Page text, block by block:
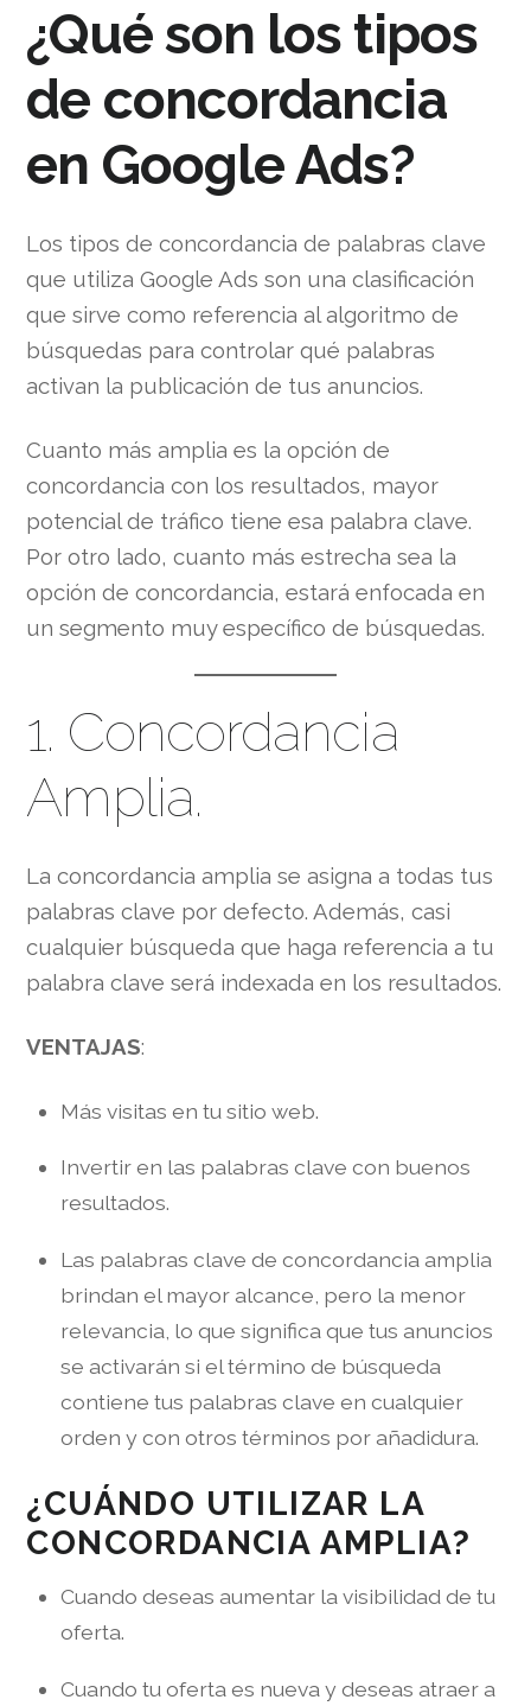
¿Qué son los tipos
de concordancia
en Google Ads?
Los tipos de concordancia de palabras clave
que utiliza Google Ads son una clasificación
que sirve como referencia al algoritmo de
búsquedas para controlar qué palabras
activan la publicación de tus anuncios.
Cuanto más amplia es la opción de
concordancia con los resultados, mayor
potencial de tráfico tiene esa palabra clave.
Por otro lado, cuanto más estrecha sea la
opción de concordancia, estará enfocada en
un segmento muy específico de búsquedas.
1. Concordancia
Amplia.
La concordancia amplia se asigna a todas tus
palabras clave por defecto. Además, casi
cualquier búsqueda que haga referencia a tu
palabra clave será indexada en los resultados.
VENTAJAS:
Más visitas en tu sitio web.
Invertir en las palabras clave con buenos
resultados.
Las palabras clave de concordancia amplia
brindan el mayor alcance, pero la menor
relevancia, lo que significa que tus anuncios
se activarán si el término de búsqueda
contiene tus palabras clave en cualquier
orden y con otros términos por añadidura.
¿CUÁNDO UTILIZAR LA
CONCORDANCIA AMPLIA?
Cuando deseas aumentar la visibilidad de tu
oferta.
Cuando tu oferta es nueva y deseas atraer a